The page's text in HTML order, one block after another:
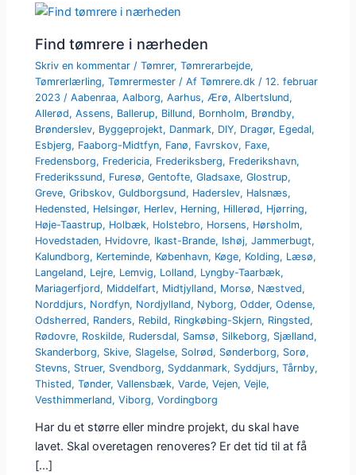
Find tømrere i nærheden
Skriv en kommentar /Tømrer,Tømrerarbejde,
Tømrerlærling,Tømrermester / AfTømrere.dk /12. februar
2023 /Aabenraa,Aalborg,Aarhus, Ærø,Albertslund,
Allerød,Assens, Ballerup, Billund, Bornholm, Brøndby,
Brønderslev, Byggeprojekt, Danmark, DIY, Dragør, Egedal,
Esbjerg, Faaborg-Midtfyn, Fanø, Favrskov, Faxe,
Fredensborg, Fredericia, Frederiksberg, Frederikshavn,
Frederikssund, Furesø,Gentofte,Gladsaxe,Glostrup,
Greve,Gribskov,Guldborgsund, Haderslev, Halsnæs,
Hedensted, Helsingør, Herlev, Herning, Hillerød, Hjørring,
Høje-Taastrup, Holbæk, Holstebro, Horsens, Hørsholm,
Hovedstaden, Hvidovre, Ikast-Brande, Ishøj,Jammerbugt,
Kalundborg, Kerteminde, København, Køge, Kolding, Læsø,
Langeland, Lejre, Lemvig, Lolland, Lyngby-Taarbæk,
Mariagerfjord, Middelfart, Midtjylland, Morsø, Næstved,
Norddjurs, Nordfyn, Nordjylland, Nyborg,Odder,Odense,
Odsherred, Randers, Rebild, Ringkøbing-Skjern, Ringsted,
Rødovre, Roskilde, Rudersdal, Samsø, Silkeborg, Sjælland,
Skanderborg, Skive, Slagelse, Solrød, Sønderborg, Sorø,
Stevns, Struer, Svendborg, Syddanmark, Syddjurs,Tårnby,
Thisted,Tønder,Vallensbæk,Varde,Vejen,Vejle,
Vesthimmerland,Viborg,Vordingborg
Har du et større eller mindre projekt, du skal have
lavet. Skal overetagen renoveres? Er det tid til at få
[…]